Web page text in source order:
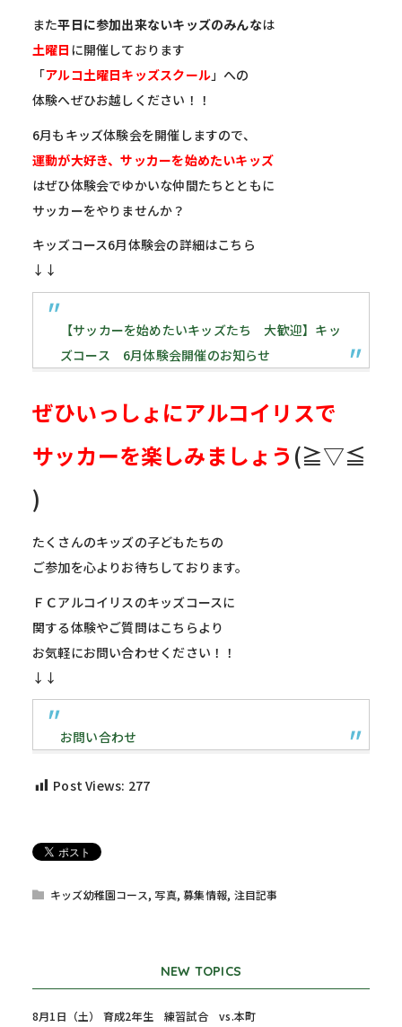
また平日に参加出来ないキッズのみんなは
土曜日 に開催しております
「アルコ土曜日キッズスクール」への
体験へぜひお越しください！！
6月もキッズ体験会を開催しますので、
運動が大好き、サッカーを始めたいキッズ
はぜひ体験会でゆかいな仲間たちとともに
サッカーをやりませんか？
キッズコース6月体験会の詳細はこちら
↓↓
【サッカーを始めたいキッズたち 大歓迎】キッ
ズコース 6月体験会開催のお知らせ
ぜひいっしょにアルコイリスで
サッカーを楽しみましょう (≧▽≦
)
たくさんのキッズの子どもたちの
ご参加を心よりお待ちしております。
ＦＣアルコイリスのキッズコースに
関する体験やご質問はこちらより
お気軽にお問い合わせください！！
↓↓
お問い合わせ
Post Views: 277
キッズ幼稚園コース, 写真,募集情報, 注目記事
NEW TOPICS
8月1日（土） 育成2年生 練習試合 vs.本町